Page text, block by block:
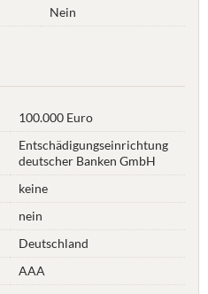
Nein
100.000 Euro
Entschädigungseinrichtung
deutscher Banken GmbH
keine
nein
Deutschland
AAA